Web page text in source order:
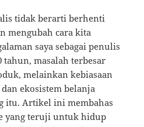
tidak berarti berhenti
mengubah cara kita
saya sebagai penulis
tahun, masalah terbesar
melainkan kebiasaan
ekosistem belanja
itu. Artikel ini membahas
yang teruji untuk hidup